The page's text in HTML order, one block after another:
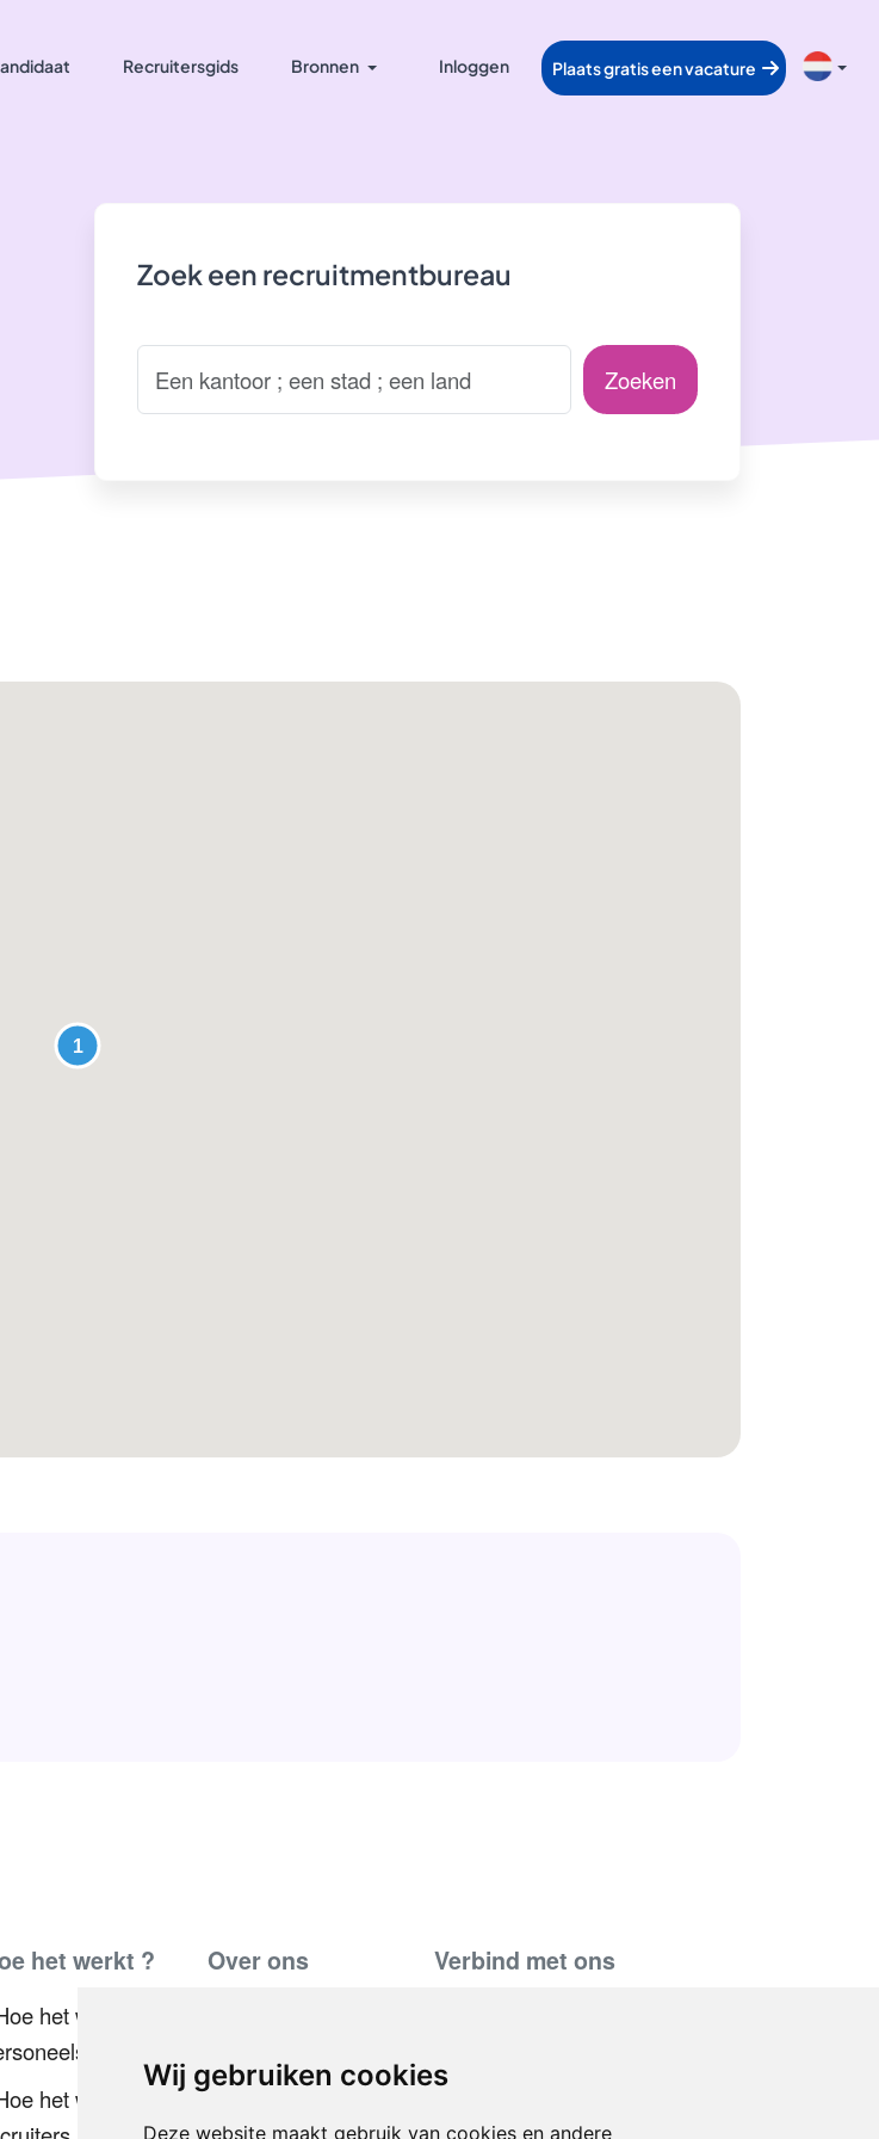
Wij gebruiken cookies
Deze website maakt gebruik van cookies en andere
Recruitersgids Bronnen Inloggen Plaats gratis een vacature
Zoek een recruitmentbureau
Zoeken
het werkt ?
het werkt voor
het werkt voor
Over ons
•Pers
Verbind met ons